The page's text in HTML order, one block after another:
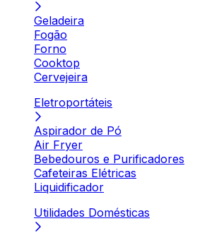
Geladeira
Fogão
Forno
Cooktop
Cervejeira
Eletroportáteis
Aspirador de Pó
Air Fryer
Bebedouros e Purificadores
Cafeteiras Elétricas
Liquidificador
Utilidades Domésticas